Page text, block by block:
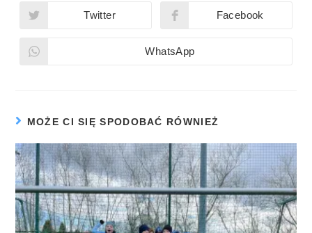
Twitter Facebook
WhatsApp
MOŻE CI SIĘ SPODOBAĆ RÓWNIEŻ